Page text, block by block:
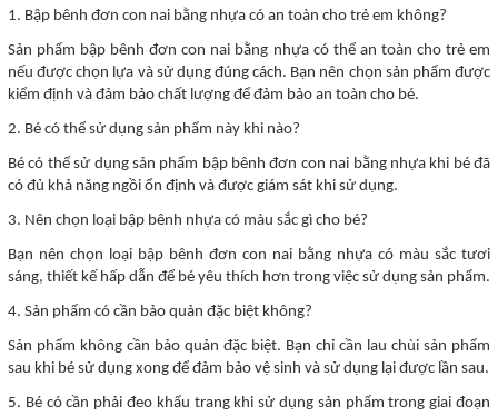
1. Bập bênh đơn con nai bằng nhựa có an toàn cho trẻ em không?
Sản phẩm bập bênh đơn con nai bằng nhựa có thể an toàn cho trẻ em
nếu được chọn lựa và sử dụng đúng cách. Bạn nên chọn sản phẩm được
kiểm định và đảm bảo chất lượng để đảm bảo an toàn cho bé.
2. Bé có thể sử dụng sản phẩm này khi nào?
Bé có thể sử dụng sản phẩm bập bênh đơn con nai bằng nhựa khi bé đã
có đủ khả năng ngồi ổn định và được giám sát khi sử dụng.
3. Nên chọn loại bập bênh nhựa có màu sắc gì cho bé?
Bạn nên chọn loại bập bênh đơn con nai bằng nhựa có màu sắc tươi
sáng, thiết kế hấp dẫn để bé yêu thích hơn trong việc sử dụng sản phẩm.
4. Sản phẩm có cần bảo quản đặc biệt không?
Sản phẩm không cần bảo quản đặc biệt. Bạn chỉ cần lau chùi sản phẩm
sau khi bé sử dụng xong để đảm bảo vệ sinh và sử dụng lại được lần sau.
5. Bé có cần phải đeo khẩu trang khi sử dụng sản phẩm trong giai đoạn